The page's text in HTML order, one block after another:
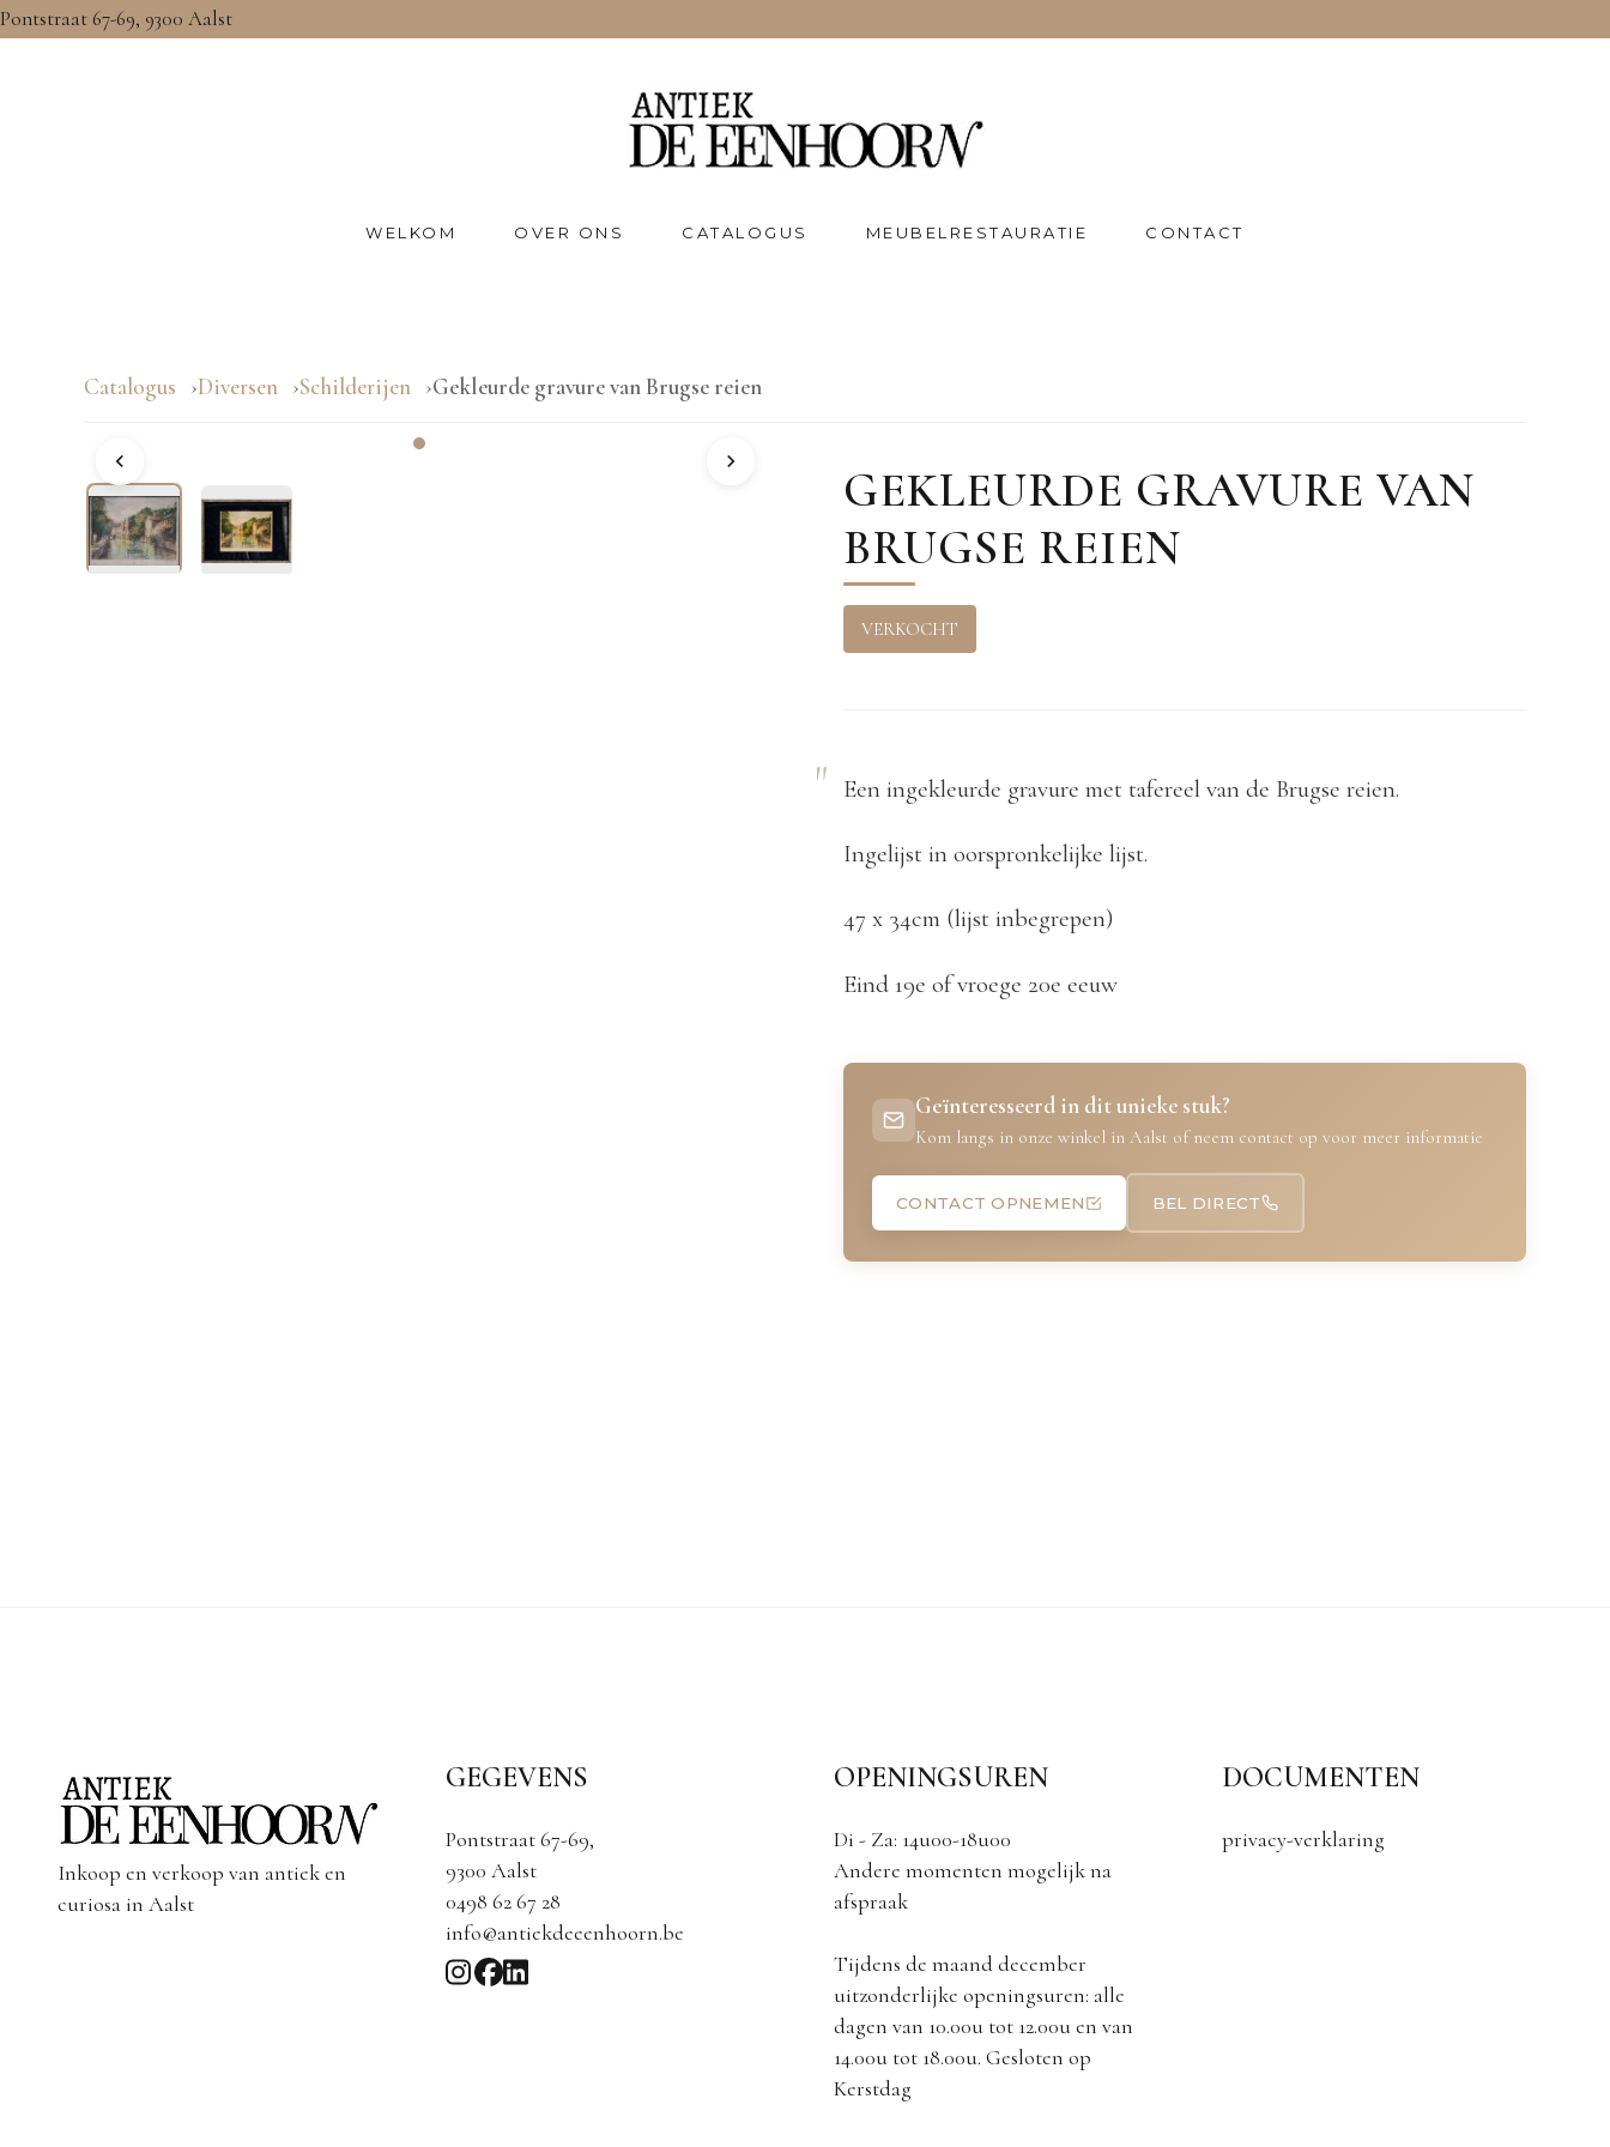
Pontstraat 67-69, 9300 Aalst
WELKOM OVER ONS CATALOGUS MEUBELRESTAURATIE CONTACT
Catalogus Diversen Schilderijen Gekleurde gravure van Brugse reien
GEKLEURDE GRAVURE VAN
BRUGSE REIEN
VERKOCHT
Een ingekleurde gravure met tafereel van de Brugse reien.
Ingelijst in oorspronkelijke lijst.
47 x 34cm (lijst inbegrepen)
Eind 19e of vroege 20e eeuw
Geïnteresseerd in dit unieke stuk?
Kom langs in onze winkel in Aalst of neem contact op voor meer informatie
CONTACT OPNEMEN BEL DIRECT
Inkoop en verkoop van antiek en
curiosa in Aalst
GEGEVENS
Pontstraat 67-69,
9300 Aalst
0498 62 67 28
info@antiekdeeenhoorn.be
OPENINGSUREN
Di - Za: 14u00-18u00
Andere momenten mogelijk na
afspraak
Tijdens de maand december
uitzonderlijke openingsuren: alle
dagen van 10.00u tot 12.00u en van
14.00u tot 18.00u. Gesloten op
Kerstdag
DOCUMENTEN
privacy-verklaring